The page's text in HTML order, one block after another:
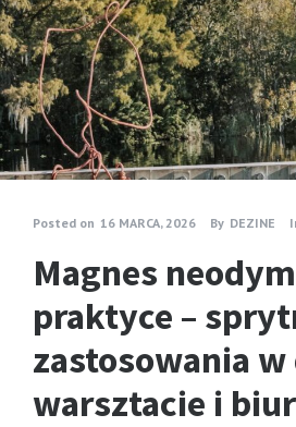
Posted on 16 MARCA, 2026 By DEZINE
Magnes
praktyce –
zastosowania
warsztacie i